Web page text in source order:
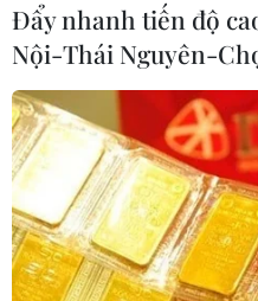
Truy tố 24 bị can trong
phép quy mô lớn
29/03/2024 15:00
Kết quả điều tra ban đầu,
Đẩy nhanh tiến độ
Nội-Thái Nguyên-